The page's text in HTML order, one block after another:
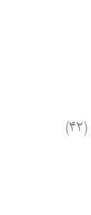
(۴۲)